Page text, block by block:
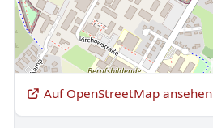
Auf OpenStreetMap ansehen